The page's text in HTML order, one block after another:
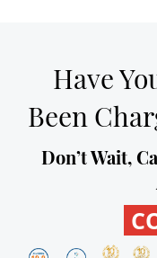
3rd
4th
Fraud
Check
Have
Been
Don’t Wait,